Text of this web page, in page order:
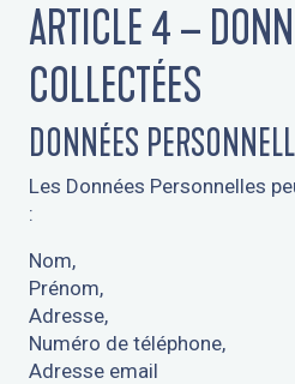
ARTICLE 4 –
COLLECTÉES
DONNÉES
Les Données Personnelles
:
Nom,
Prénom,
Adresse,
Numéro de téléphone,
Adresse email